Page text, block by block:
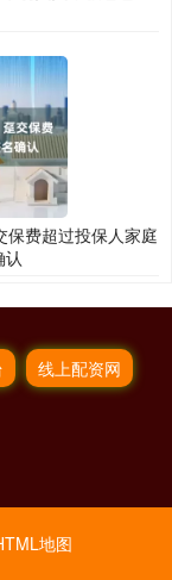
保费超过投保人家庭
线上配资网
地图